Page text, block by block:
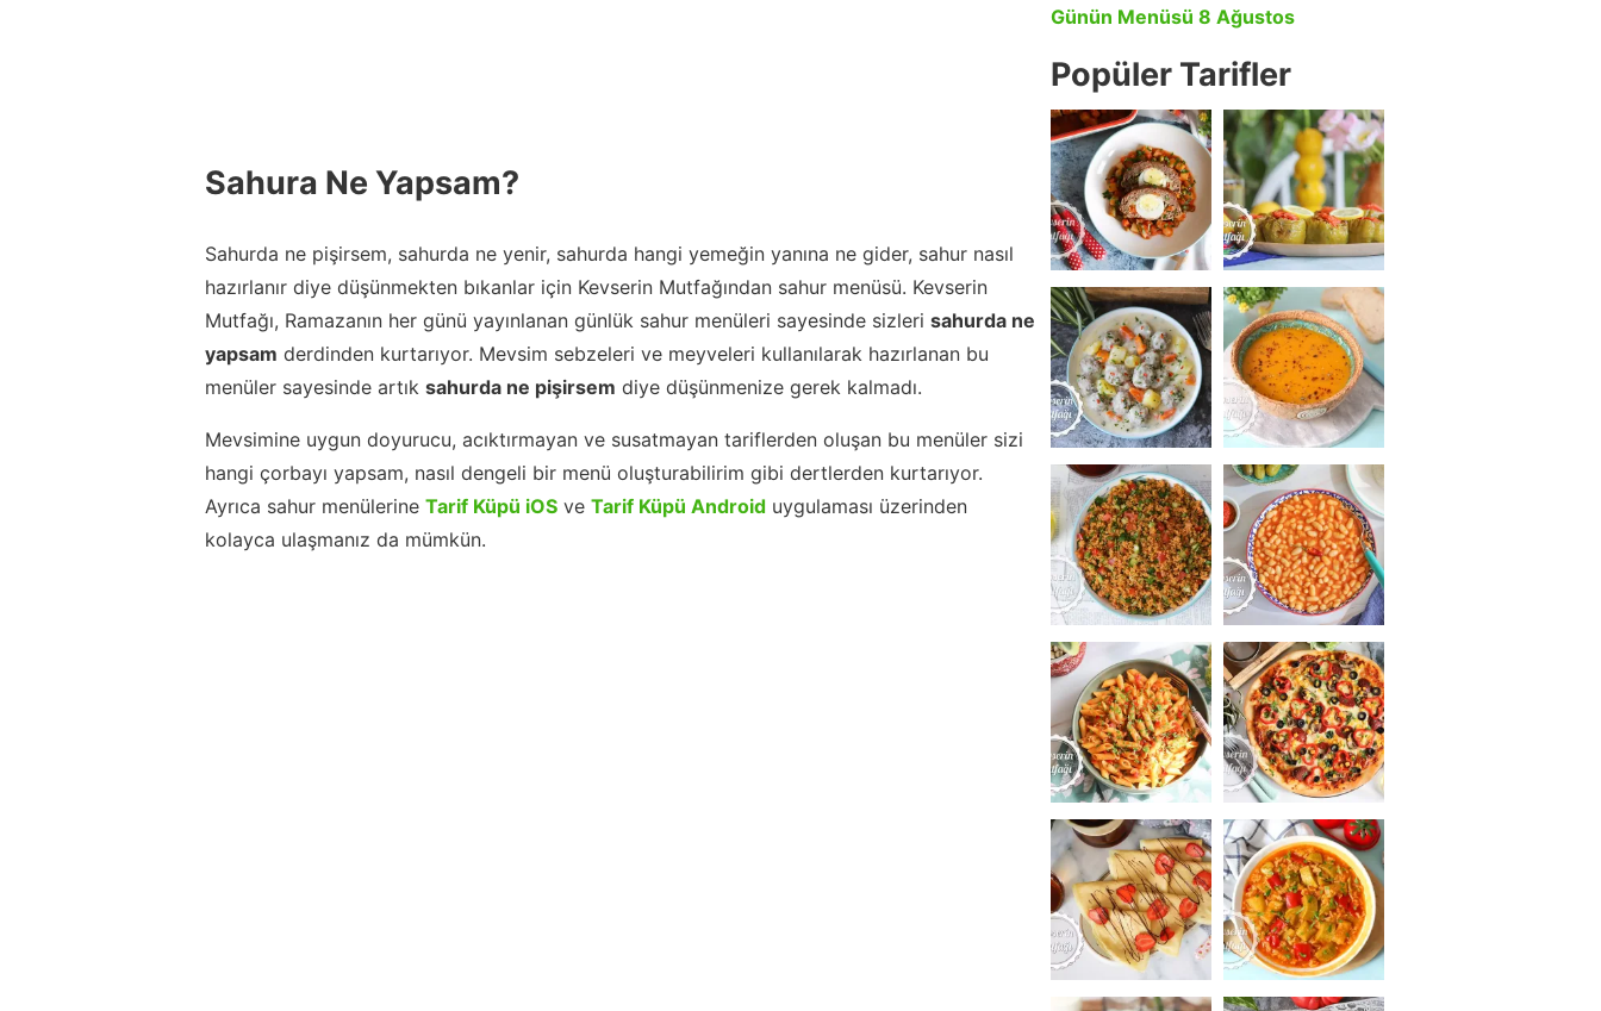
Sahura Ne Yapsam?
Sahurda ne pişirsem, sahurda ne yenir, sahurda hangi yemeğin yanına ne gider, sahur nasıl
hazırlanır diye düşünmekten bıkanlar için Kevserin Mutfağından sahur menüsü. Kevserin
Mutfağı, Ramazanın her günü yayınlanan günlük sahur menüleri sayesinde sizleri sahurda ne
yapsam derdinden kurtarıyor. Mevsim sebzeleri ve meyveleri kullanılarak hazırlanan bu
menüler sayesinde artık sahurda ne pişirsem diye düşünmenize gerek kalmadı.
Mevsimine uygun doyurucu, acıktırmayan ve susatmayan tariflerden oluşan bu menüler sizi
hangi çorbayı yapsam, nasıl dengeli bir menü oluşturabilirim gibi dertlerden kurtarıyor.
Ayrıca sahur menülerine Tarif Küpü iOS ve Tarif Küpü Android uygulaması üzerinden
kolayca ulaşmanız da mümkün.
Günün Menüsü 8 Ağustos
Popüler Tarifler